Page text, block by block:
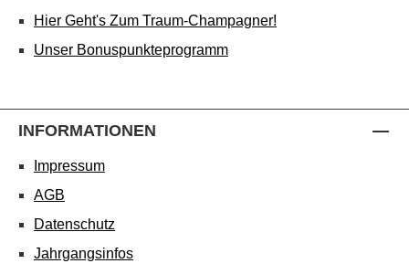
Hier Geht's Zum Traum-Champagner!
Unser Bonuspunkteprogramm
INFORMATIONEN
Impressum
AGB
Datenschutz
Jahrgangsinfos